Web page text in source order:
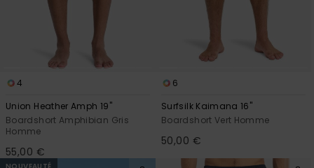
4
Union Heather Amph 19"
Boardshort Amphibian Gris
Homme
55,00 €
6
Surfsilk Kaimana 16"
Boardshort Vert Homme
50,00 €